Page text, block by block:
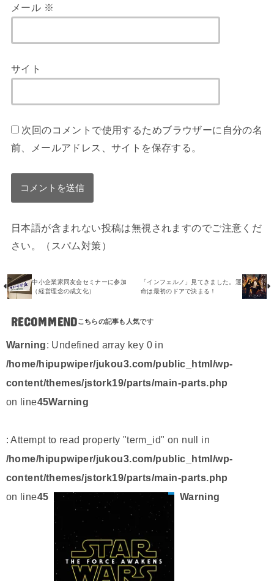
メール ※
サイト
次回のコメントで使用するためブラウザーに自分の名
前、メールアドレス、サイトを保存する。
日本語が含まれない投稿は無視されますのでご注意くだ
さい。（スパム対策）
中小企業家同友会セミナーに参加
（経営理念の成文化）
「インフェルノ」見てきました。運
命は最初のドアで決まる！
RECOMMEND
Warning: Undefined array key 0 in
/home/hipupwiper/jukou3.com/public_html/wp-
content/themes/jstork19/parts/main-parts.php
on line45Warning
: Attempt to read property "term_id" on null in
/home/hipupwiper/jukou3.com/public_html/wp-
content/themes/jstork19/parts/main-parts.php
on line45 Warning